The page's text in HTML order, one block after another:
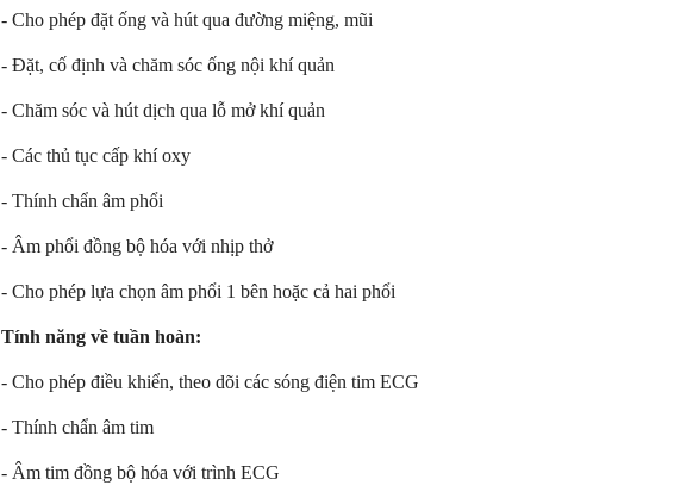
- Cho phép đặt ống và hút qua đường miệng, mũi
- Đặt, cố định và chăm sóc ống nội khí quản
- Chăm sóc và hút dịch qua lỗ mở khí quản
- Các thủ tục cấp khí oxy
- Thính chẩn âm phổi
- Âm phổi đồng bộ hóa với nhịp thở
- Cho phép lựa chọn âm phổi 1 bên hoặc cả hai phổi
Tính năng về tuần hoàn:
- Cho phép điều khiển, theo dõi các sóng điện tim ECG
- Thính chẩn âm tim
- Âm tim đồng bộ hóa với trình ECG